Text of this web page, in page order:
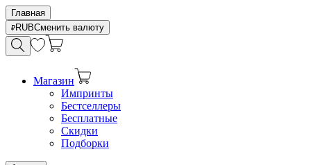
Главная
RUBСменить валюту
Магазин
Импринты
Бестселлеры
Бесплатные
Скидки
Подборки